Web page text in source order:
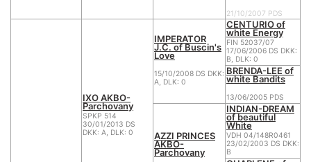
21/10/2007 PDS
IXO AKBO-
Parchovany
SPKP 514
30/01/2013 DS
DKK: A, DLK: 0
IMPERATOR
J.C. of Buscin's
Love
15/10/2008 DS DKK:
A, DLK: 0
CENTURIO of
white Energy
FIN 52037/07
17/06/2006 DS DKK:
B, DLK: 0
BRENDA-LEE of
white Bandits
13/06/2005 PDS
AZZI PRINCES
AKBO-
Parchovany
INDIAN-DREAM
of beautiful
White
VDH 04/148R0461
23/02/2003 DS DKK:
B